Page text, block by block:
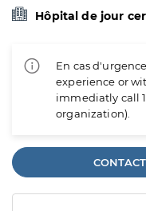
Hôpital de jour
En cas
experience or
immediatly call
organization).